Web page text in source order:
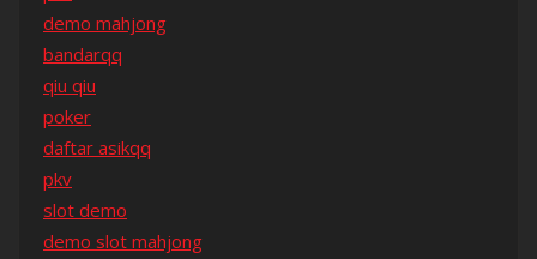
demo mahjong
bandarqq
qiu qiu
poker
daftar asikqq
pkv
slot demo
demo slot mahjong